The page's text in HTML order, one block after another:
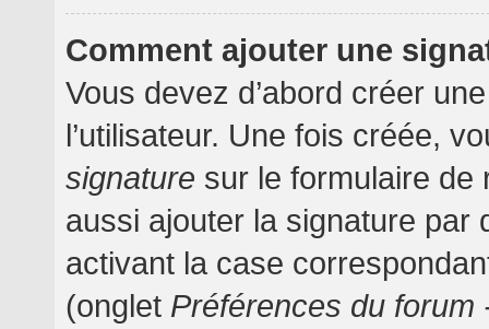
Comment ajouter une
Vous devez d’abord créer
l’utilisateur. Une fois créée,
signature sur le formulaire de
aussi ajouter la signature par
activant la case
(onglet Préférences du